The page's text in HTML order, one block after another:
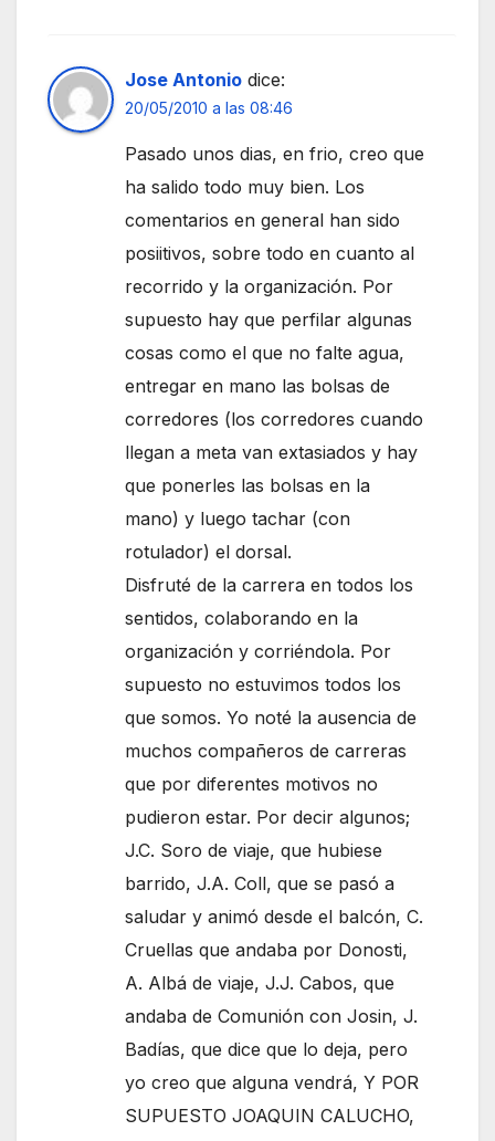
Jose Antonio dice:
20/05/2010 a las 08:46
Pasado unos dias, en frio, creo que
ha salido todo muy bien. Los
comentarios en general han sido
posiitivos, sobre todo en cuanto al
recorrido y la organización. Por
supuesto hay que perfilar algunas
cosas como el que no falte agua,
entregar en mano las bolsas de
corredores (los corredores cuando
llegan a meta van extasiados y hay
que ponerles las bolsas en la
mano) y luego tachar (con
rotulador) el dorsal.
Disfruté de la carrera en todos los
sentidos, colaborando en la
organización y corriéndola. Por
supuesto no estuvimos todos los
que somos. Yo noté la ausencia de
muchos compañeros de carreras
que por diferentes motivos no
pudieron estar. Por decir algunos;
J.C. Soro de viaje, que hubiese
barrido, J.A. Coll, que se pasó a
saludar y animó desde el balcón, C.
Cruellas que andaba por Donosti,
A. Albá de viaje, J.J. Cabos, que
andaba de Comunión con Josin, J.
Badías, que dice que lo deja, pero
yo creo que alguna vendrá, Y POR
SUPUESTO JOAQUIN CALUCHO,